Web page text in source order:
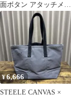
面ボタン アタッチメン
ト MZ-1350
¥6,666
STEELE CANVAS ×